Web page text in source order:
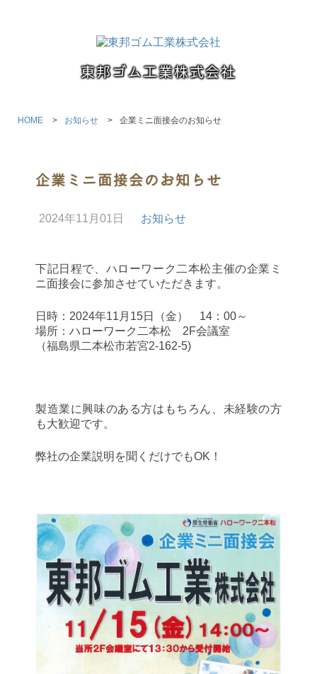
東邦ゴム工業株式会社
HOME お知らせ 企業ミニ面接会のお知らせ
企業ミニ面接会のお知らせ
2024年11月01日 お知らせ
下記日程で、ハローワーク二本松主催の企業ミ
ニ面接会に参加させていただきます。
日時：2024年11月15日（金） 14：00～
場所：ハローワーク二本松 2F会議室
（福島県二本松市若宮2-162-5)
製造業に興味のある方はもちろん、未経験の方
も大歓迎です。
弊社の企業説明を聞くだけでもOK！